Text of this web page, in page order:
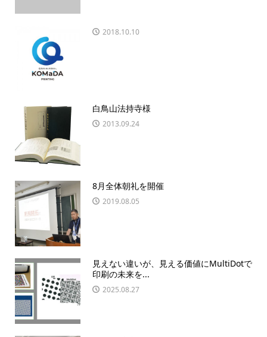
2018.10.10
白鳥山法持寺様
2013.09.24
8月全体朝礼を開催
2019.08.05
見えない違いが、見える価値にMultiDotで
印刷の未来を...
2025.08.27